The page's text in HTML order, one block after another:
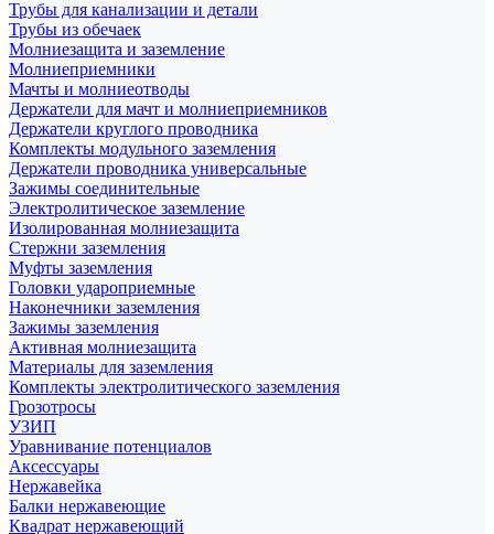
Трубы для канализации и детали
Трубы из обечаек
Молниезащита и заземление
Молниеприемники
Мачты и молниеотводы
Держатели для мачт и молниеприемников
Держатели круглого проводника
Комплекты модульного заземления
Держатели проводника универсальные
Зажимы соединительные
Электролитическое заземление
Изолированная молниезащита
Стержни заземления
Муфты заземления
Головки удароприемные
Наконечники заземления
Зажимы заземления
Активная молниезащита
Материалы для заземления
Комплекты электролитического заземления
Грозотросы
УЗИП
Уравнивание потенциалов
Аксессуары
Нержавейка
Балки нержавеющие
Квадрат нержавеющий